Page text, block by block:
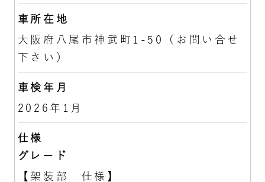
車所在地
大阪府八尾市神武町1-50（お問い合せ
下さい）
車検年月
2026年1月
仕様
グレード
【架装部 仕様】